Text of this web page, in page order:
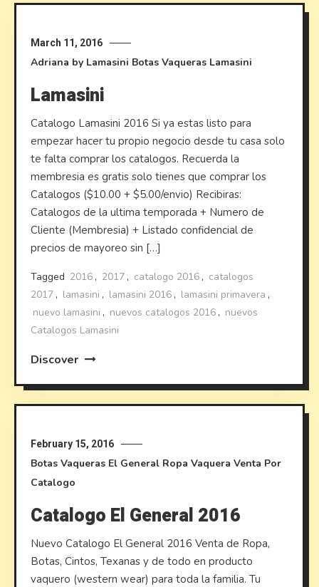
March 11, 2016
Adriana by Lamasini Botas Vaqueras Lamasini
Lamasini
Catalogo Lamasini 2016 Si ya estas listo para
empezar hacer tu propio negocio desde tu casa solo
te falta comprar los catalogos. Recuerda la
membresia es gratis solo tienes que comprar los
Catalogos ($10.00 + $5.00/envio) Recibiras:
Catalogos de la ultima temporada + Numero de
Cliente (Membresia) + Listado confidencial de
precios de mayoreo sin […]
Tagged 2016 , 2017 , catalogo 2016 , catalogos
2017 , lamasini , lamasini 2016 , lamasini primavera ,
nuevo lamasini , nuevos catalogos 2016 , nuevos
Catalogos Lamasini
Discover
February 15, 2016
Botas Vaqueras El General Ropa Vaquera Venta Por
Catalogo
Catalogo El General 2016
Nuevo Catalogo El General 2016 Venta de Ropa,
Botas, Cintos, Texanas y de todo en producto
vaquero (western wear) para toda la familia. Tu